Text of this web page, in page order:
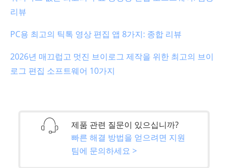
리뷰
PC용 최고의 틱톡 영상 편집 앱 8가지: 종합 리뷰
2026년 매끄럽고 멋진 브이로그 제작을 위한 최고의 브이
로그 편집 소프트웨어 10가지
제품 관련 질문이 있으십니까?
빠른 해결 방법을 얻으려면 지원
팀에 문의하세요 >